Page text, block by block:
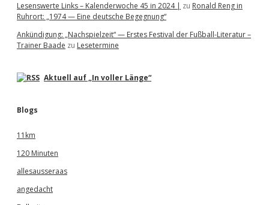
Lesenswerte Links – Kalenderwoche 45 in 2024 | zu Ronald Reng in
Ruhrort: „1974 — Eine deutsche Begegnung“
Ankündigung: „Nachspielzeit“ — Erstes Festival der Fußball-Literatur –
Trainer Baade zu Lesetermine
Aktuell auf „In voller Länge“
Blogs
11km
120 Minuten
allesausseraas
angedacht